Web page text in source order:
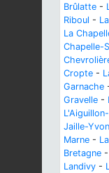
Brûlatte -
Riboul -
La
Chapelle-
Cropte -
Garnache
Gravelle -
Jaille-Yvon
Marne -
Bretagne -
Landivy -